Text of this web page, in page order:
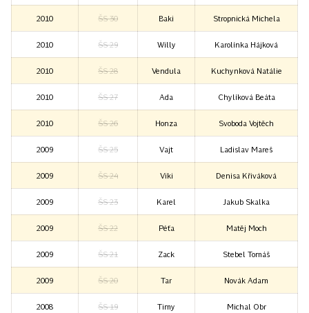
2010 ŠS 30 Baki Stropnická Michela
2010 ŠS 29 Willy Karolínka Hájková
2010 ŠS 28 Vendula Kuchynková Natálie
2010 ŠS 27 Ada Chylíková Beáta
2010 ŠS 26 Honza Svoboda Vojtěch
2009 ŠS 25 Vajt Ladislav Mareš
2009 ŠS 24 Viki Denisa Křiváková
2009 ŠS 23 Karel Jakub Skalka
2009 ŠS 22 Péťa Matěj Moch
2009 ŠS 21 Zack Stebel Tomáš
2009 ŠS 20 Tar Novák Adam
2008 ŠS 19 Timy Michal Obr